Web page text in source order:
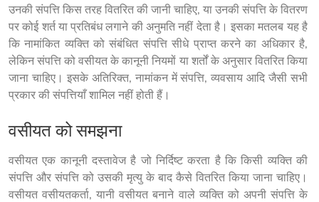
उनकी संपत्ति किस तरह वितरित की जानी चाहिए, या उनकी संपत्ति के वितरण
पर कोई शर्त या प्रतिबंध लगाने की अनुमति नहीं देता है। इसका मतलब यह है
कि नामांकित व्यक्ति को संबंधित संपत्ति सीधे प्राप्त करने का अधिकार है,
लेकिन संपत्ति को वसीयत के कानूनी नियमों या शर्तों के अनुसार वितरित किया
जाना चाहिए। इसके अतिरिक्त, नामांकन में संपत्ति, व्यवसाय आदि जैसी सभी
प्रकार की संपत्तियाँ शामिल नहीं होती हैं।
वसीयत को समझना
वसीयत एक कानूनी दस्तावेज है जो निर्दिष्ट करता है कि किसी व्यक्ति की
संपत्ति और संपत्ति को उसकी मृत्यु के बाद कैसे वितरित किया जाना चाहिए।
वसीयत वसीयतकर्ता, यानी वसीयत बनाने वाले व्यक्ति को अपनी संपत्ति के